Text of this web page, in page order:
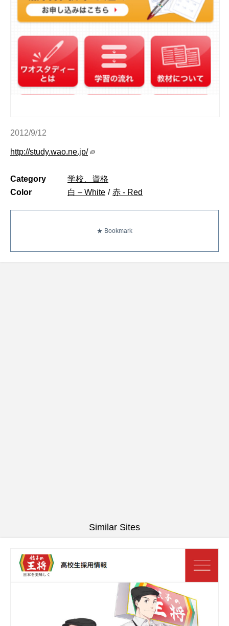
2012/9/12
http://study.wao.ne.jp/
Category
学校、資格
Color
白 – White / 赤 - Red
★ Bookmark
Similar Sites